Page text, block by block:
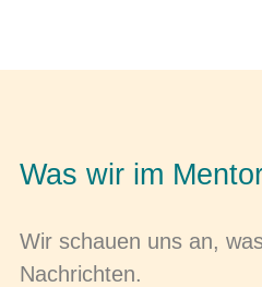
Was wir im
Wir schauen uns an,
Nachrichten.